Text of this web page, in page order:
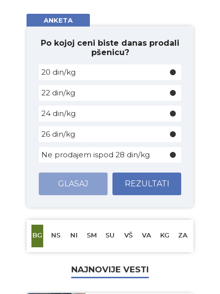
ANKETA
Po kojoj ceni biste danas prodali
pšenicu?
20 din/kg
22 din/kg
24 din/kg
26 din/kg
Ne prodajem ispod 28 din/kg
GLASAJ REZULTATI
BG NS NI SM SU VŠ VA KG ZA
NAJNOVIJE VESTI